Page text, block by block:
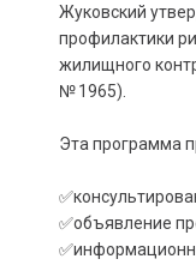
Жуковский
профилактики
жилищного
№ 1965).
Эта программа
✅объявление